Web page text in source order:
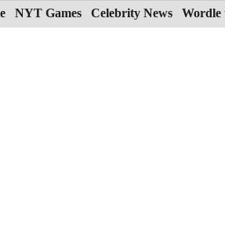
NYT Games Celebrity News Wordle